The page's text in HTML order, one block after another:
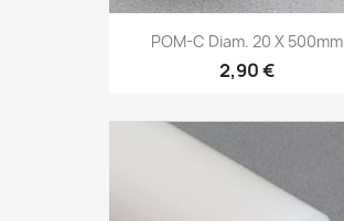
POM-C Diam. 20 X 500mm
2,90 €